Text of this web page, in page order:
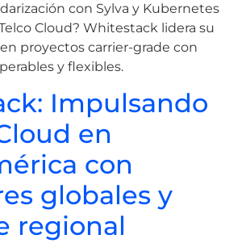
con Sylva y Kubernetes
Cloud? Whitestack lidera su
proyectos carrier-grade con
y flexibles.
Impulsando
en
con
globales y
regional